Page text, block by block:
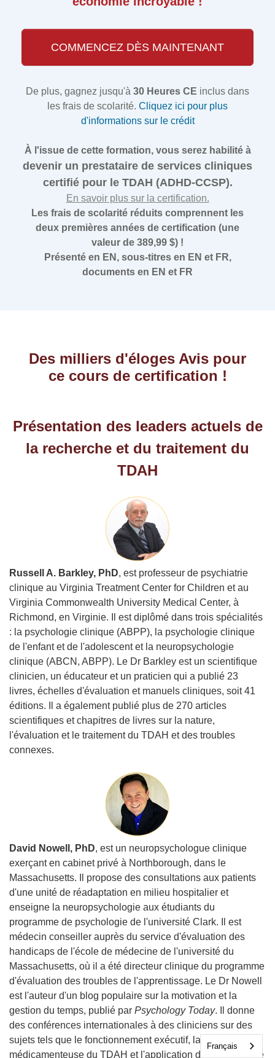
COMMENCEZ DÈS MAINTENANT
De plus, gagnez jusqu'à 30 Heures CE inclus dans
les frais de scolarité. Cliquez ici pour plus
d'informations sur le crédit
À l'issue de cette formation, vous serez habilité à
devenir un prestataire de services cliniques
certifié pour le TDAH (ADHD-CCSP).
En savoir plus sur la certification.
Les frais de scolarité réduits comprennent les
deux premières années de certification (une
valeur de 389,99 $) !
Présenté en EN, sous-titres en EN et FR,
documents en EN et FR
Des milliers d'éloges Avis pour
ce cours de certification !
Présentation des leaders actuels de
la recherche et du traitement du
TDAH
Russell A. Barkley, PhD, est professeur de psychiatrie
clinique au Virginia Treatment Center for Children et au
Virginia Commonwealth University Medical Center, à
Richmond, en Virginie. Il est diplômé dans trois spécialités
: la psychologie clinique (ABPP), la psychologie clinique
de l'enfant et de l'adolescent et la neuropsychologie
clinique (ABCN, ABPP). Le Dr Barkley est un scientifique
clinicien, un éducateur et un praticien qui a publié 23
livres, échelles d'évaluation et manuels cliniques, soit 41
éditions. Il a également publié plus de 270 articles
scientifiques et chapitres de livres sur la nature,
l'évaluation et le traitement du TDAH et des troubles
connexes.
David Nowell, PhD, est un neuropsychologue clinique
exerçant en cabinet privé à Northborough, dans le
Massachusetts. Il propose des consultations aux patients
d'une unité de réadaptation en milieu hospitalier et
enseigne la neuropsychologie aux étudiants du
programme de psychologie de l'université Clark. Il est
médecin conseiller auprès du service d'évaluation des
handicaps de l'école de médecine de l'université du
Massachusetts, où il a été directeur clinique du programme
d'évaluation des troubles de l'apprentissage. Le Dr Nowell
est l'auteur d'un blog populaire sur la motivation et la
gestion du temps, publié par Psychology Today. Il donne
des conférences internationales à des cliniciens sur des
sujets tels que le fonctionnement exécutif, la gestion non
médicamenteuse du TDAH et l'application des résultats de
Français